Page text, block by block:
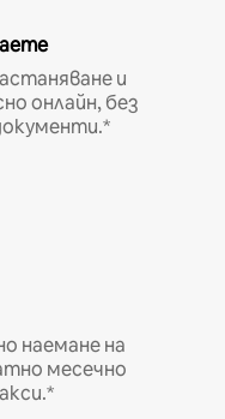
и
онлайн, без
наемане на
месечно